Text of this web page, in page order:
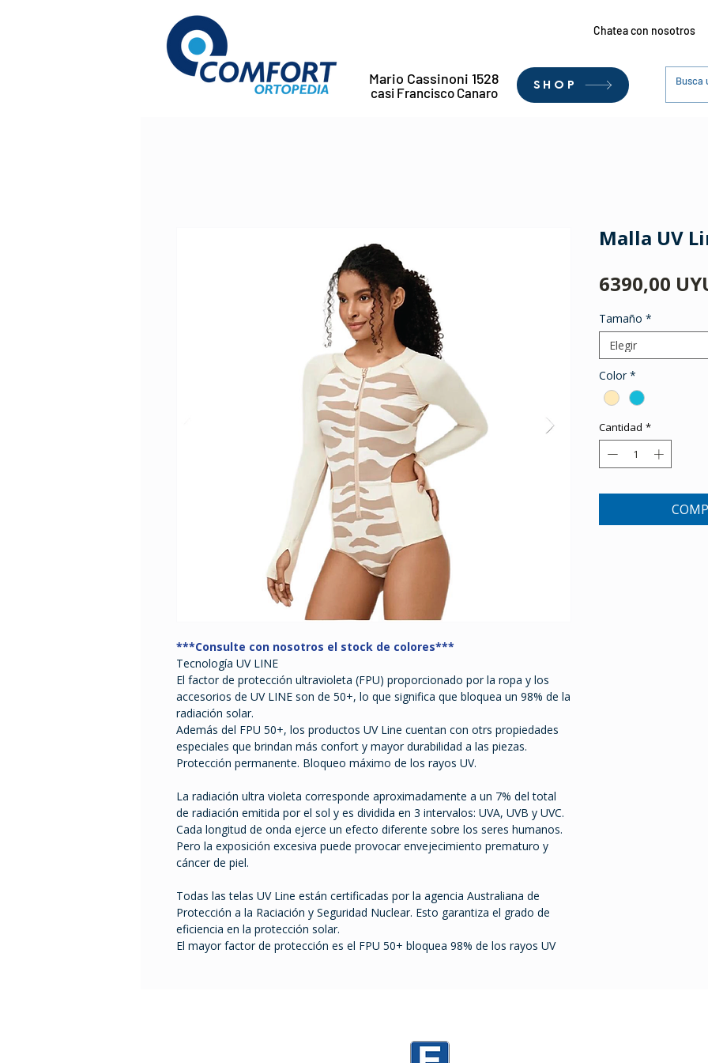
Mario Cassinoni 1528
casi Francisco Canaro
Chatea con nosotros
SHOP
***Consulte con nosotros el stock de colores***
Tecnología UV LINE
El factor de protección ultravioleta (FPU) proporcionado por la ropa y los
accesorios de UV LINE son de 50+, lo que significa que bloquea un 98% de la
radiación solar.
Además del FPU 50+, los productos UV Line cuentan con otrs propiedades
especiales que brindan más confort y mayor durabilidad a las piezas.
Protección permanente. Bloqueo máximo de los rayos UV.
La radiación ultra violeta corresponde aproximadamente a un 7% del total
de radiación emitida por el sol y es dividida en 3 intervalos: UVA, UVB y UVC.
Cada longitud de onda ejerce un efecto diferente sobre los seres humanos.
Pero la exposición excesiva puede provocar envejecimiento prematuro y
cáncer de piel.
Todas las telas UV Line están certificadas por la agencia Australiana de
Protección a la Raciación y Seguridad Nuclear. Esto garantiza el grado de
eficiencia en la protección solar.
El mayor factor de protección es el FPU 50+ bloquea 98% de los rayos UV
Malla UV
6390,00
Tamaño *
Elegir
Color *
Cantidad *